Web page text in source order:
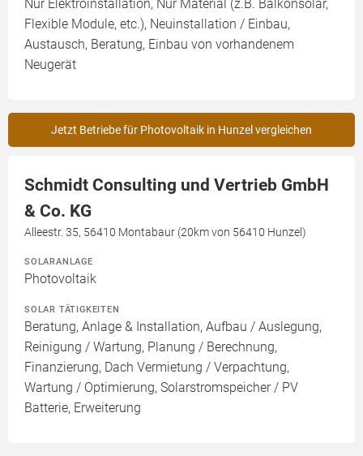
Nur Elektroinstallation, Nur Material (z.B. Balkonsolar,
Flexible Module, etc.), Neuinstallation / Einbau,
Austausch, Beratung, Einbau von vorhandenem
Neugerät
Jetzt Betriebe für Photovoltaik in Hunzel vergleichen
Schmidt Consulting und Vertrieb GmbH
& Co. KG
Alleestr. 35, 56410 Montabaur (20km von 56410 Hunzel)
SOLARANLAGE
Photovoltaik
SOLAR TÄTIGKEITEN
Beratung, Anlage & Installation, Aufbau / Auslegung,
Reinigung / Wartung, Planung / Berechnung,
Finanzierung, Dach Vermietung / Verpachtung,
Wartung / Optimierung, Solarstromspeicher / PV
Batterie, Erweiterung